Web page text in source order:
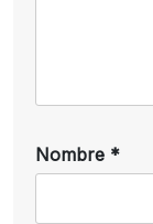
Nombre *